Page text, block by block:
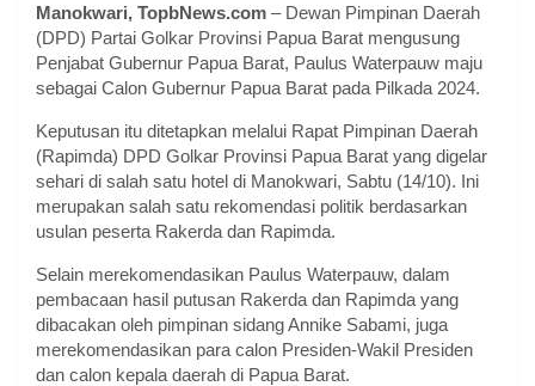
Manokwari, TopbNews.com – Dewan Pimpinan Daerah
(DPD) Partai Golkar Provinsi Papua Barat mengusung
Penjabat Gubernur Papua Barat, Paulus Waterpauw maju
sebagai Calon Gubernur Papua Barat pada Pilkada 2024.
Keputusan itu ditetapkan melalui Rapat Pimpinan Daerah
(Rapimda) DPD Golkar Provinsi Papua Barat yang digelar
sehari di salah satu hotel di Manokwari, Sabtu (14/10). Ini
merupakan salah satu rekomendasi politik berdasarkan
usulan peserta Rakerda dan Rapimda.
Selain merekomendasikan Paulus Waterpauw, dalam
pembacaan hasil putusan Rakerda dan Rapimda yang
dibacakan oleh pimpinan sidang Annike Sabami, juga
merekomendasikan para calon Presiden-Wakil Presiden
dan calon kepala daerah di Papua Barat.